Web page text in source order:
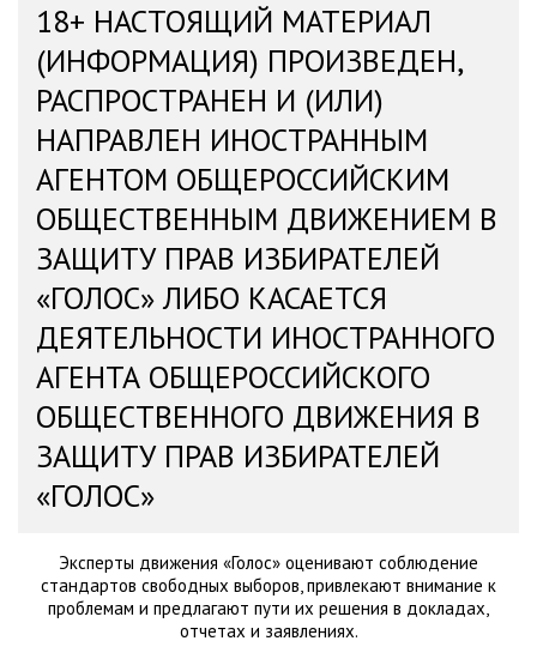
18+ НАСТОЯЩИЙ МАТЕРИАЛ
(ИНФОРМАЦИЯ) ПРОИЗВЕДЕН,
РАСПРОСТРАНЕН И (ИЛИ)
НАПРАВЛЕН ИНОСТРАННЫМ
АГЕНТОМ ОБЩЕРОССИЙСКИМ
ОБЩЕСТВЕННЫМ ДВИЖЕНИЕМ В
ЗАЩИТУ ПРАВ ИЗБИРАТЕЛЕЙ
«ГОЛОС» ЛИБО КАСАЕТСЯ
ДЕЯТЕЛЬНОСТИ ИНОСТРАННОГО
АГЕНТА ОБЩЕРОССИЙСКОГО
ОБЩЕСТВЕННОГО ДВИЖЕНИЯ В
ЗАЩИТУ ПРАВ ИЗБИРАТЕЛЕЙ
«ГОЛОС»
Эксперты движения «Голос» оценивают соблюдение
стандартов свободных выборов, привлекают внимание к
проблемам и предлагают пути их решения в докладах,
отчетах и заявлениях.